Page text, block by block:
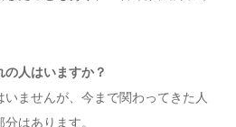
人はいますか？
ませんが、今まで関わってきた人
はあります。